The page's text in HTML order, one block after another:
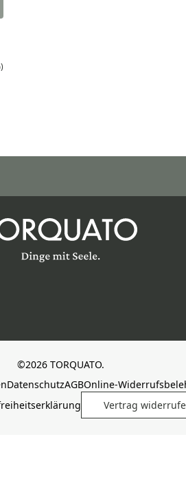
©2026 TORQUATO.
DatenschutzAGBOnline-
Vertrag